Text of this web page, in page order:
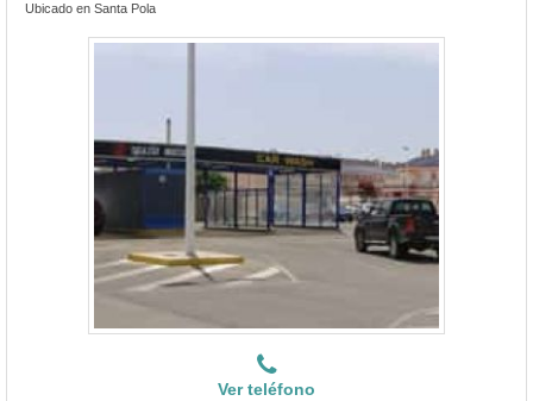
Ubicado en Santa Pola
Ver teléfono